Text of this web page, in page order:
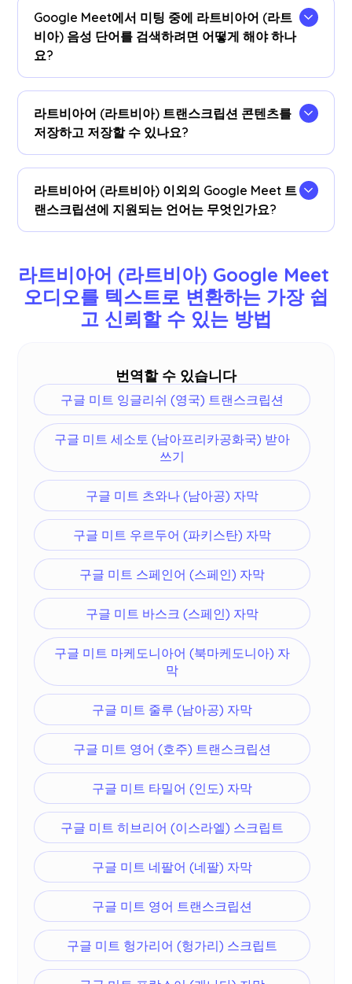
막 언어를 라트비아어 (라트비아) 로 설정하면
Google Meet에서 실시간 라트비아어 음성을 텍스
트로 변환할 수 있습니다.
Google Meet에서 미팅 중에 라트비아어 (라트
비아) 음성 단어를 검색하려면 어떻게 해야 하나
요?
로 볼 수 있습니다.라트비아어 (라트비아) 텍스트를
강조 표시하고 마우스 오른쪽 버튼을 클릭한 다음
'Google 검색 대상 (Search for Google) '을 선택하
라트비아어 (라트비아) 트랜스크립션 콘텐츠를
저장하고 저장할 수 있나요?
저장됩니다. 계기반.선호하는 도구에서 문서의 사본
을 보고, 복사하고, 번역할 수도 있습니다.
라트비아어 (라트비아) 이외의 Google Meet 트
랜스크립션에 지원되는 언어는 무엇인가요?
어, 우르두어, 터키어, 노르웨이어, 이탈리아어, 버마
어, 러시아어, 필리핀어, 스와힐리어, 헝가리어 등 77
개 언어를 지원합니다.더.
라트비아어 (라트비아) Google Meet
오디오를 텍스트로 변환하는 가장 쉽
고 신뢰할 수 있는 방법
번역할 수 있습니다
구글 미트 잉글리쉬 (영국) 트랜스크립션
구글 미트 세소토 (남아프리카공화국) 받아
쓰기
구글 미트 츠와나 (남아공) 자막
구글 미트 우르두어 (파키스탄) 자막
구글 미트 스페인어 (스페인) 자막
구글 미트 바스크 (스페인) 자막
구글 미트 마케도니아어 (북마케도니아) 자
막
구글 미트 줄루 (남아공) 자막
구글 미트 영어 (호주) 트랜스크립션
구글 미트 타밀어 (인도) 자막
구글 미트 히브리어 (이스라엘) 스크립트
구글 미트 네팔어 (네팔) 자막
구글 미트 영어 트랜스크립션
구글 미트 헝가리어 (헝가리) 스크립트